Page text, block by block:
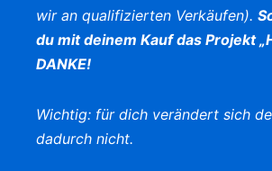
wir an qualifizierten Verkäufen).
du mit deinem Kauf das Projekt
DANKE!
Wichtig: für dich verändert sich
dadurch nicht.